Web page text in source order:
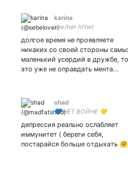
karina
she/her hftwt
долгое время не проявляете
никаких со своей стороны
маленький усердий в дружбе, то
это уже не оправдать мента…
shad
💙 НЕТ ВОЙНЕ 💛
депрессия реально ослабляет
иммунитет ( береги себя,
постарайся больше отдыхать 🤗